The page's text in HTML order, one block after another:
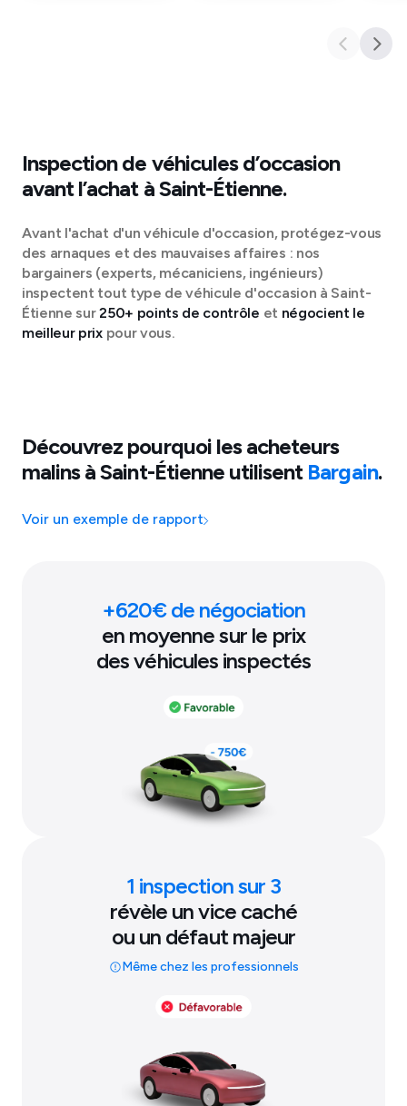
Inspection de véhicules d’occasion
avant l’achat àSaint-Étienne.
Avant l'achat d'un véhicule d'occasion, protégez-vous
des arnaques et des mauvaises affaires : nos
bargainers (experts, mécaniciens, ingénieurs)
inspectent tout type de véhicule d'occasion à Saint-
Étienne sur250+ points de contrôle et négocient le
meilleur prixpour vous.
Découvrez pourquoi les acheteurs
malins àSaint-Étienneutilisent Bargain.
Voir un exemple de rapport
+620€ de négociation
en moyenne sur le prix
des véhicules inspectés
1 inspection sur 3
révèle un vice caché
ou un défaut majeur
Même chez les professionnels